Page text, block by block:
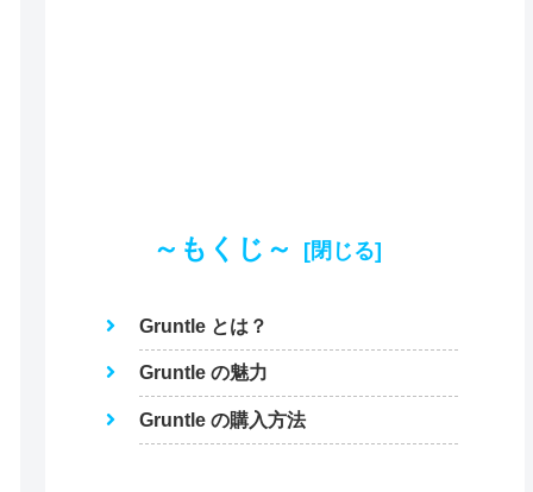
～もくじ～
Gruntle とは？
Gruntle の魅力
Gruntle の購入方法